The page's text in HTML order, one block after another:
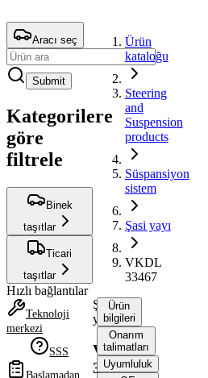
Aracı seç
Submit
Kategorilere
göre
filtrele
Binek
taşıtlar
Ticari
taşıtlar
Hızlı bağlantılar
Teknoloji
merkezi
SSS
Başlamadan
Ürün
kataloğu
Steering
and
Suspension
products
Süspansiyon
sistem
Şasi yayı
VKDL
33467
Şasi
yayı
VKDL
33467
Ürün
bilgileri
Onarım
talimatları
Uyumluluk